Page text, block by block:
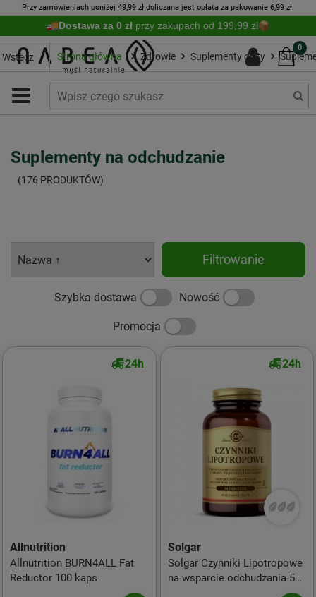
Przy zamówieniach poniżej 49,99 zł doliczana jest opłata za pakowanie 6,99 zł.
Dostawa za 0 zł przy zakupach od 199,99 zł
0
Wstecz Strona główna Zdrowie Suplementy diety
Suplementy na odchudzanie
(176 PRODUKTÓW)
Filtrowanie
Szybka dostawa Nowość
Promocja
24h
Allnutrition
Allnutrition BURN4ALL Fat
Reductor 100 kaps
24h
Solgar
Solgar Czynniki Lipotropowe
na wsparcie odchudzania 50